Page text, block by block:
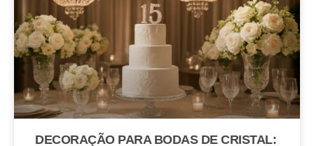
DECORAÇÃO PARA BODAS DE CRISTAL: